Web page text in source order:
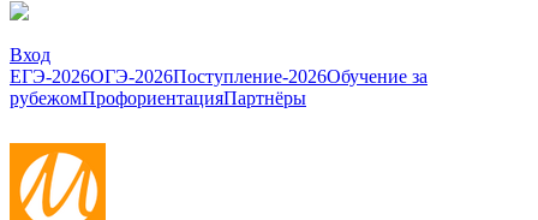
Вход
ЕГЭ-2026ОГЭ-2026Поступление-2026Обучение за
рубежомПрофориентацияПартнёры